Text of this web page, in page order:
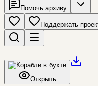
Помочь архиву
Поддержать
Открыть